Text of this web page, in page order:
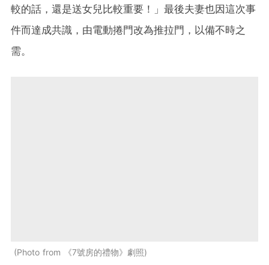
較的話，還是送女兒比較重要！」最後夫妻也因這次事
件而達成共識，由電動捲門改為推拉門，以備不時之
需。
Photo from 《7號房的禮物》劇照